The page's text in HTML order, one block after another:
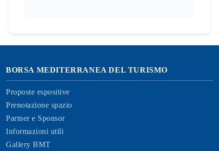
BORSA MEDITERRANEA DEL TURISMO
Proposte espositive
Prenotazione spazio
Partner e Sponsor
Informazioni utili
Gallery BMT